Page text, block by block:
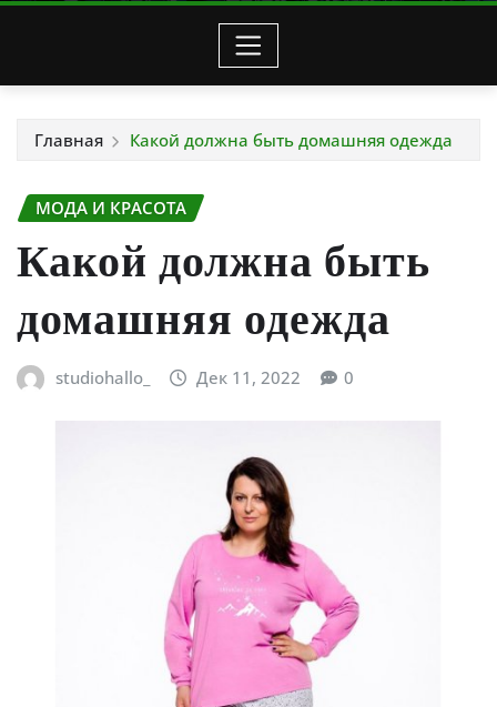
Главная Какой должна быть домашняя одежда
МОДА И КРАСОТА
Какой должна быть
домашняя одежда
studiohallo_ Дек 11, 2022 0